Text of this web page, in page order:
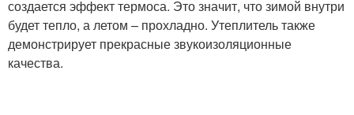
создается эффект термоса. Это значит, что зимой внутри
будет тепло, а летом – прохладно. Утеплитель также
демонстрирует прекрасные звукоизоляционные
качества.